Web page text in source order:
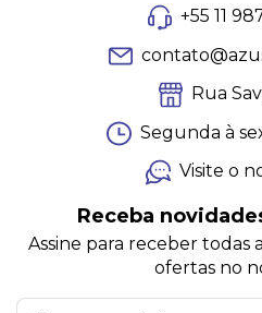
+55 11
Rua
Segunda à
Visite o
Receba
Assine para receber todas
ofertas no